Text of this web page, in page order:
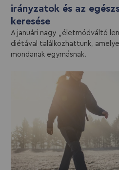
irányzatok és az
keresése
A januári nagy „életmódváltó
diétával találkozhattunk,
mondanak egymásnak.